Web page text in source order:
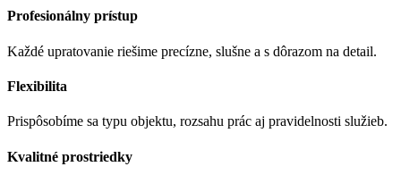
Profesionálny prístup
Každé upratovanie riešime precízne, slušne a s dôrazom na detail.
Flexibilita
Prispôsobíme sa typu objektu, rozsahu prác aj pravidelnosti služieb.
Kvalitné prostriedky